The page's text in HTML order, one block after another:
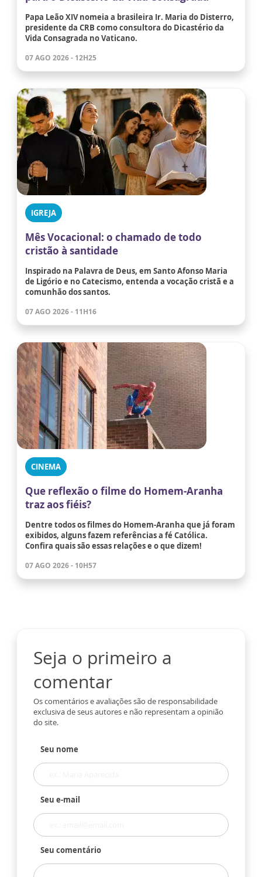
Papa Leão XIV nomeia a brasileira Ir. Maria do Disterro,
presidente da CRB como consultora do Dicastério da
Vida Consagrada no Vaticano.
07 AGO 2026 - 12H25
IGREJA
Mês Vocacional: o chamado de todo
cristão à santidade
Inspirado na Palavra de Deus, em Santo Afonso Maria
de Ligório e no Catecismo, entenda a vocação cristã e a
comunhão dos santos.
07 AGO 2026 - 11H16
CINEMA
Que reflexão o filme do Homem-Aranha
traz aos fiéis?
Dentre todos os filmes do Homem-Aranha que já foram
exibidos, alguns fazem referências a fé Católica.
Confira quais são essas relações e o que dizem!
07 AGO 2026 - 10H57
Seja o primeiro a
comentar
Os comentários e avaliações são de responsabilidade
exclusiva de seus autores e não representam a opinião
do site.
Seu nome
Seu e-mail
Seu comentário